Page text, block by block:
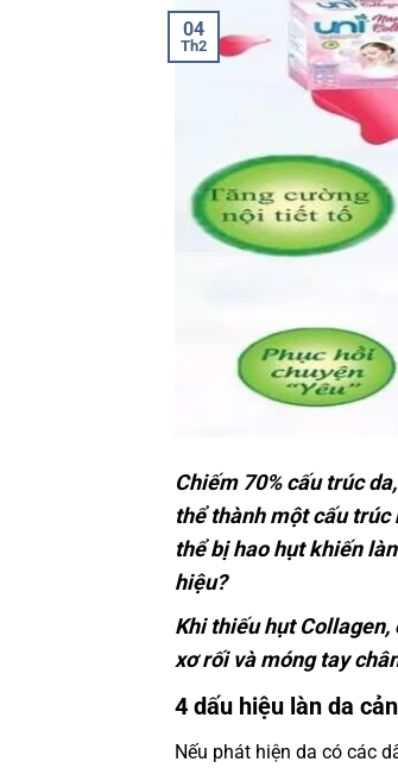
04
Th2
Chiếm 70% cấu trúc
thể thành một cấu
thể bị hao hụt khiến
hiệu?
Khi thiếu hụt
xơ rối và móng tay
4 dấu hiệu làn da
Nếu phát hiện da có các